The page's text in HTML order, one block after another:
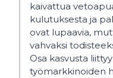
kaivattua
kulutuksesta ja
ovat lupaavia,
vahvaksi
Osa kasvusta
työmarkkinoiden